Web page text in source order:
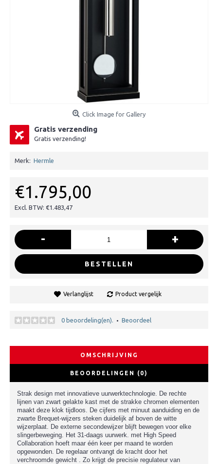
Click Image for Gallery
Gratis verzending
Gratis verzending!
Merk: Hermle
€1.795,00
Excl. BTW: €1.483,47
- +
BESTELLEN
Verlanglijst Product vergelijk
0 beoordeling(en). • Beoordeel
OMSCHRIJVING
BEOORDELINGEN (0)
Strak design met innovatieve uurwerktechnologie. De rechte
lijnen van zwart gelakte kast met de strakke chromen elementen
maakt deze klok tijdloos. De cijfers met minuut aanduiding en de
zwarte Brequet-wijzers steken duidelijk af boven de witte
wijzerplaat. De externe secondewijzer blijft bewegen voor elke
slingerbeweging. Het 31-daags uurwerk. met High Speed ​​
Collaboration hoeft maar één keer per maand te worden
opgewonden. De regelaar ontvangt de kracht door het
verchroomde gewicht . Zo krijgt de precisie regulateur van